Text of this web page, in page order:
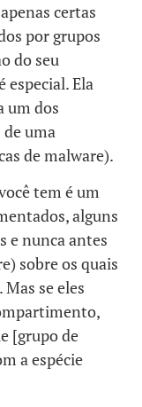
certas
por grupos
do seu
especial. Ela
um dos
uma
de malware).
tem é um
alguns
e nunca antes
sobre os quais
se eles
[grupo de
a espécie